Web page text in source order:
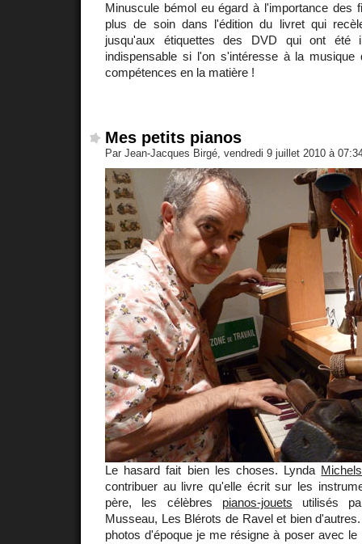
Minuscule bémol eu égard à l'importance des
plus de soin dans l'édition du livret qui
jusqu'aux étiquettes des DVD qui ont été
indispensable si l'on s'intéresse à la musique
compétences en la matière !
Mes petits pianos
Par Jean-Jacques Birgé, vendredi 9 juillet 2010 à
Le hasard fait bien les choses. Lynda
contribuer au livre qu'elle écrit sur les
père, les célèbres pianos-jouets utilisés
Musseau, Les Blérots de Ravel et bien
photos d'époque je me résigne à poser avec le